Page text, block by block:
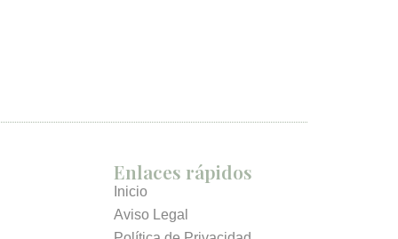
Enlaces rápidos
Inicio
Aviso Legal